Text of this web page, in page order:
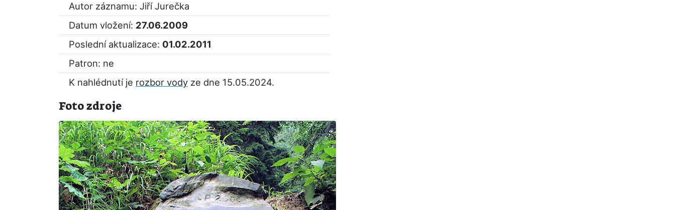
Autor záznamu: Jiří Jurečka
Datum vložení: 27.06.2009
Poslední aktualizace: 01.02.2011
Patron: ne
K nahlédnutí je rozbor vody ze dne 15.05.2024.
Foto zdroje